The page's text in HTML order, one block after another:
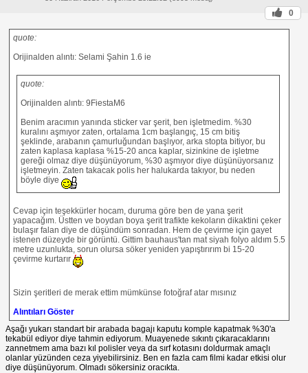
0
quote:
Orijinalden alıntı: Selami Şahin 1.6 ie
quote:
Orijinalden alıntı: 9FiestaM6
Benim aracımın yanında sticker var şerit, ben işletmedim. %30
kuralını aşmıyor zaten, ortalama 1cm başlangıç, 15 cm bitiş
şeklinde, arabanın çamurluğundan başlıyor, arka stopta bitiyor, bu
zaten kaplasa kaplasa %15-20 anca kaplar, sizinkine de işletme
gereği olmaz diye düşünüyorum, %30 aşmıyor diye düşünüyorsanız
işletmeyin. Zaten takacak polis her halukarda takıyor, bu neden
böyle diye
Cevap için teşekkürler hocam, duruma göre ben de yana şerit
yapacağım. Üstten ve boydan boya şerit trafikte kekoların dikaktini çeker
bulaşır falan diye de düşündüm sonradan. Hem de çevirme için gayet
istenen düzeyde bir görüntü. Gittim bauhaus'tan mat siyah folyo aldım 5.5
metre uzunlukta, sorun olursa söker yeniden yapıştırırım bi 15-20
çevirme kurtarır
Sizin şeritleri de merak ettim mümkünse fotoğraf atar mısınız
Alıntıları Göster
Aşağı yukarı standart bir arabada bagajı kaputu komple kapatmak %30'a
tekabül ediyor diye tahmin ediyorum. Muayenede sıkıntı çıkaracaklarını
zannetmem ama bazı kıl polisler veya da sırf kotasını doldurmak amaçlı
olanlar yüzünden ceza yiyebilirsiniz. Ben en fazla cam filmi kadar etkisi olur
diye düşünüyorum. Olmadı sökersiniz oracıkta.